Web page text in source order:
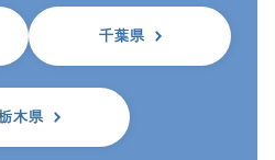
千葉県
木県